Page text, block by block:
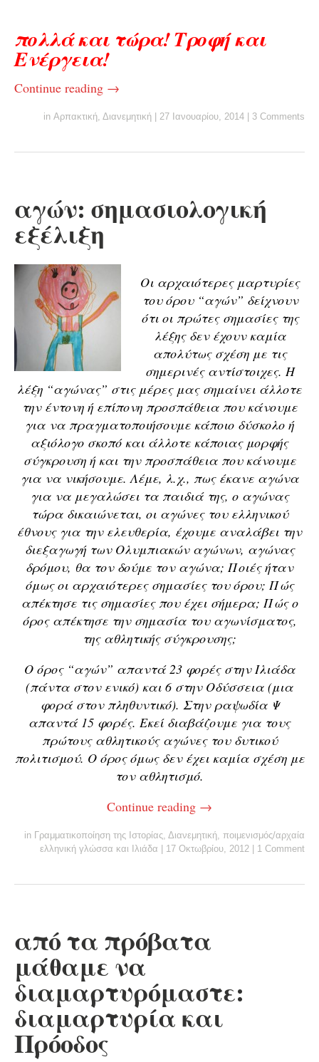
πολλά και τώρα! Τροφή και
Ενέργεια!
Continue reading →
in Αρπακτική, Διανεμητική 27 Ιανουαρίου, 2014 3 Comments
αγών: σημασιολογική
εξέλιξη
Οι αρχαιότερες μαρτυρίες
του όρου “αγών” δείχνουν
ότι οι πρώτες σημασίες της
λέξης δεν έχουν καμία
απολύτως σχέση με τις
σημερινές αντίστοιχες. Η
λέξη “αγώνας” στις μέρες μας σημαίνει άλλοτε
την έντονη ή επίπονη προσπάθεια που κάνουμε
για να πραγματοποιήσουμε κάποιο δύσκολο ή
αξιόλογο σκοπό και άλλοτε κάποιας μορφής
σύγκρουση ή και την προσπάθεια που κάνουμε
για να νικήσουμε. Λέμε, λ.χ., πως έκανε αγώνα
για να μεγαλώσει τα παιδιά της, ο αγώνας
τώρα δικαιώνεται, οι αγώνες του ελληνικού
έθνους για την ελευθερία, έχουμε αναλάβει την
διεξαγωγή των Ολυμπιακών αγώνων, αγώνας
δρόμου, θα τον δούμε τον αγώνα; Ποιές ήταν
όμως οι αρχαιότερες σημασίες του όρου; Πώς
απέκτησε τις σημασίες που έχει σήμερα; Πώς ο
όρος απέκτησε την σημασία του αγωνίσματος,
της αθλητικής σύγκρουσης;
Ο όρος “αγών” απαντά 23 φορές στην Ιλιάδα
(πάντα στον ενικό) και 6 στην Οδύσσεια (μια
φορά στον πληθυντικό). Στην ραψωδία Ψ
απαντά 15 φορές. Εκεί διαβάζουμε για τους
πρώτους αθλητικούς αγώνες του δυτικού
πολιτισμού. Ο όρος όμως δεν έχει καμία σχέση με
τον αθλητισμό.
Continue reading →
in Γραμματικοποίηση της Ιστορίας, Διανεμητική, ποιμενισμός/αρχαία
ελληνική γλώσσα και Ιλιάδα
17 Οκτωβρίου, 2012 1 Comment
από τα πρόβατα
μάθαμε να
διαμαρτυρόμαστε:
διαμαρτυρία και
Πρόοδος